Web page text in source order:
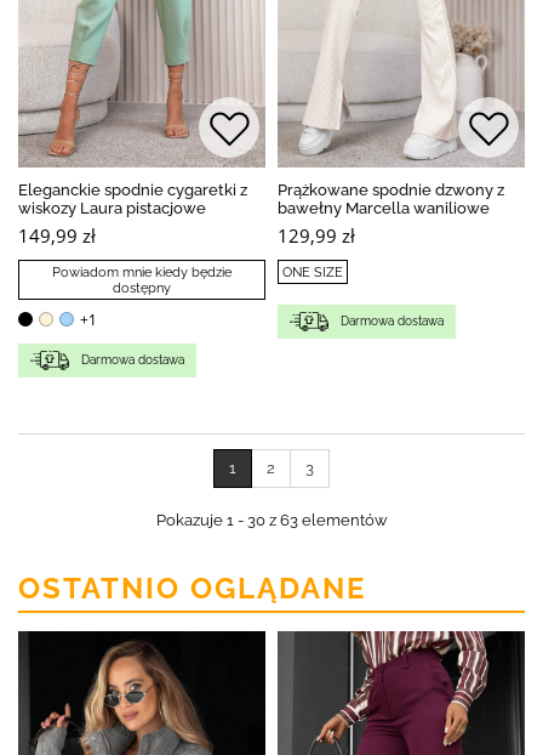
Eleganckie spodnie cygaretki z
wiskozy Laura pistacjowe
149,99 zł
Powiadom mnie kiedy będzie
dostępny
+1
Darmowa dostawa
Prążkowane spodnie dzwony z
bawełny Marcella waniliowe
129,99 zł
ONE SIZE
Darmowa dostawa
1 2 3
Pokazuje 1 - 30 z 63 elementów
OSTATNIO OGLĄDANE